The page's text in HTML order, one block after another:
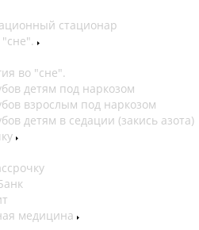
стационар
во "сне".
детям под наркозом
взрослым под наркозом
детям в седации (закись азота)
медицина